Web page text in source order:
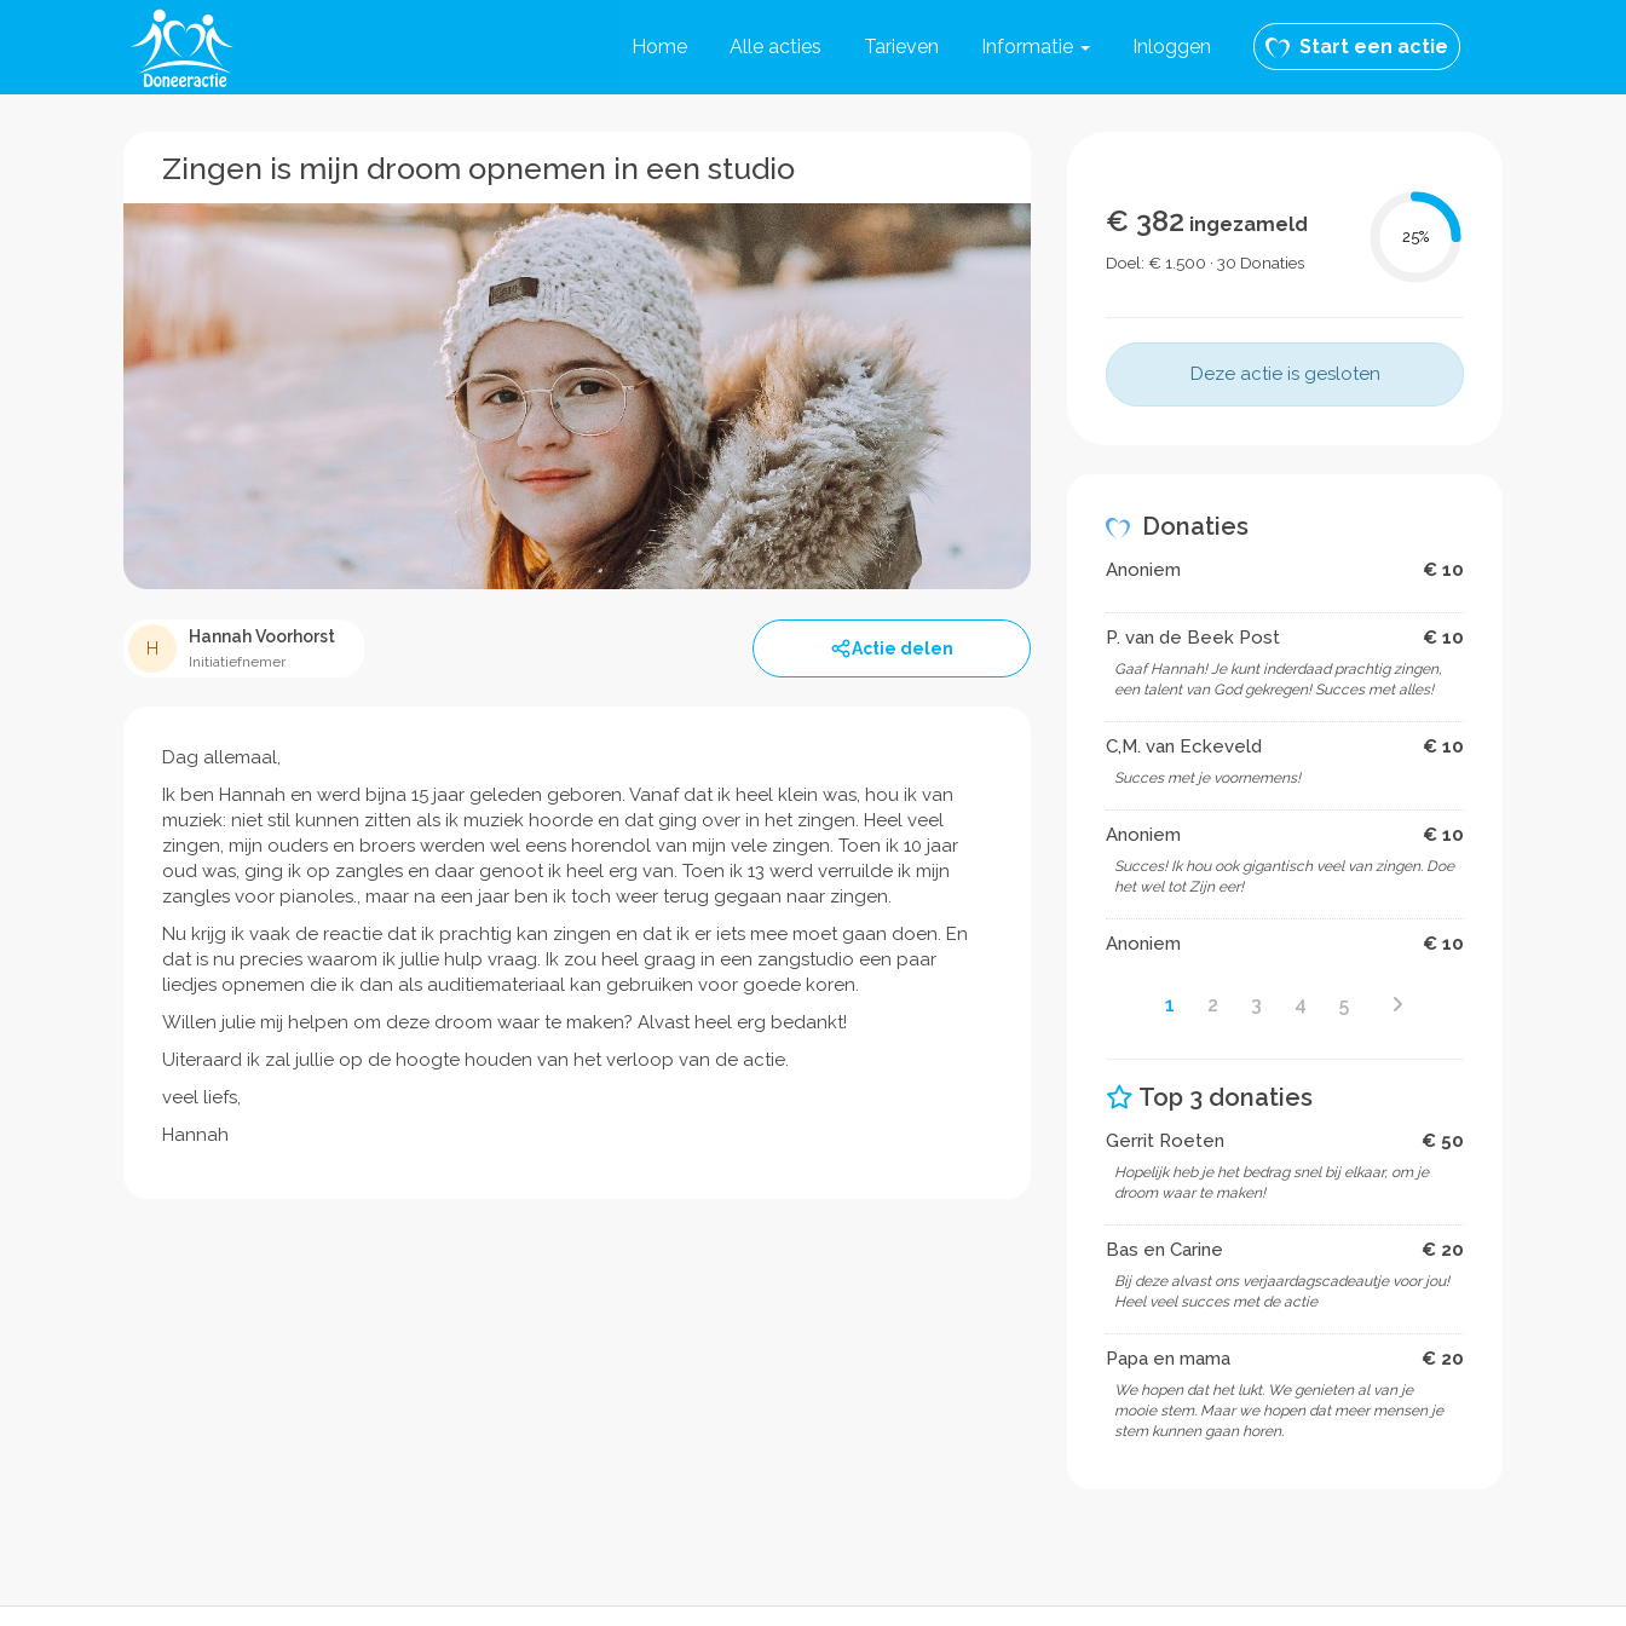
Home Alle acties Tarieven Informatie Inloggen Start een actie
Zingen is mijn droom opnemen in een studio
H
Hannah Voorhorst
Initiatiefnemer
Actie delen
Dag allemaal,
Ik ben Hannah en werd bijna 15 jaar geleden geboren. Vanaf dat ik heel klein was, hou ik van
muziek: niet stil kunnen zitten als ik muziek hoorde en dat ging over in het zingen. Heel veel
zingen, mijn ouders en broers werden wel eens horendol van mijn vele zingen. Toen ik 10 jaar
oud was, ging ik op zangles en daar genoot ik heel erg van. Toen ik 13 werd verruilde ik mijn
zangles voor pianoles., maar na een jaar ben ik toch weer terug gegaan naar zingen.
Nu krijg ik vaak de reactie dat ik prachtig kan zingen en dat ik er iets mee moet gaan doen. En
dat is nu precies waarom ik jullie hulp vraag. Ik zou heel graag in een zangstudio een paar
liedjes opnemen die ik dan als auditiemateriaal kan gebruiken voor goede koren.
Willen julie mij helpen om deze droom waar te maken? Alvast heel erg bedankt!
Uiteraard ik zal jullie op de hoogte houden van het verloop van de actie.
veel liefs,
Hannah
€ 382 ingezameld
Doel: € 1.500 · 30 Donaties
25%
Deze actie is gesloten
Donaties
Anoniem € 10
P. van de Beek Post € 10
Gaaf Hannah! Je kunt inderdaad prachtig zingen,
een talent van God gekregen! Succes met alles!
C,M. van Eckeveld € 10
Succes met je voornemens!
Anoniem € 10
Succes! Ik hou ook gigantisch veel van zingen. Doe
het wel tot Zijn eer!
Anoniem € 10
1 2 3 4 5
Top 3 donaties
Gerrit Roeten € 50
Hopelijk heb je het bedrag snel bij elkaar, om je
droom waar te maken!
Bas en Carine € 20
Bij deze alvast ons verjaardagscadeautje voor jou!
Heel veel succes met de actie
Papa en mama € 20
We hopen dat het lukt. We genieten al van je
mooie stem. Maar we hopen dat meer mensen je
stem kunnen gaan horen.